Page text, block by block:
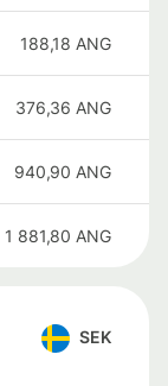
188,18 ANG
376,36 ANG
940,90 ANG
1 881,80 ANG
SEK